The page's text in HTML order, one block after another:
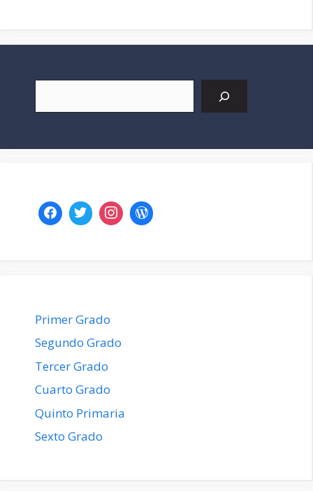
Primer Grado
Segundo Grado
Tercer Grado
Cuarto Grado
Quinto Primaria
Sexto Grado